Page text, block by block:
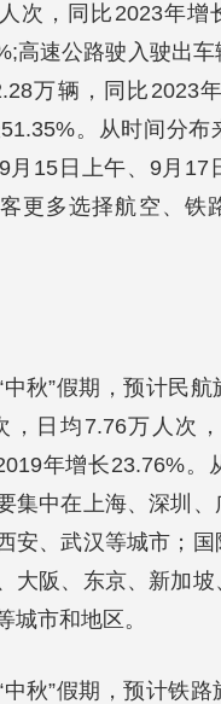
次，同比2023年增
高速公路驶入驶出
万辆，同比2023
。从时间分布
月15日上午、9月17
更多选择航空、铁
中秋”假期，预计民航
，日均7.76万人次
年增长23.76%。
集中在上海、深圳
安、武汉等城市；
大阪、东京、新加
城市和地区。
秋”假期，预计铁路